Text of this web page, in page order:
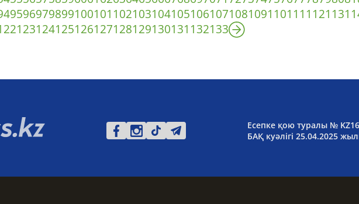
9596979899100101 102103104105106107108109110111 112113
123124125126127128129130131 132133
Есепке қою туралы №
БАҚ куәлігі 25.04.2025